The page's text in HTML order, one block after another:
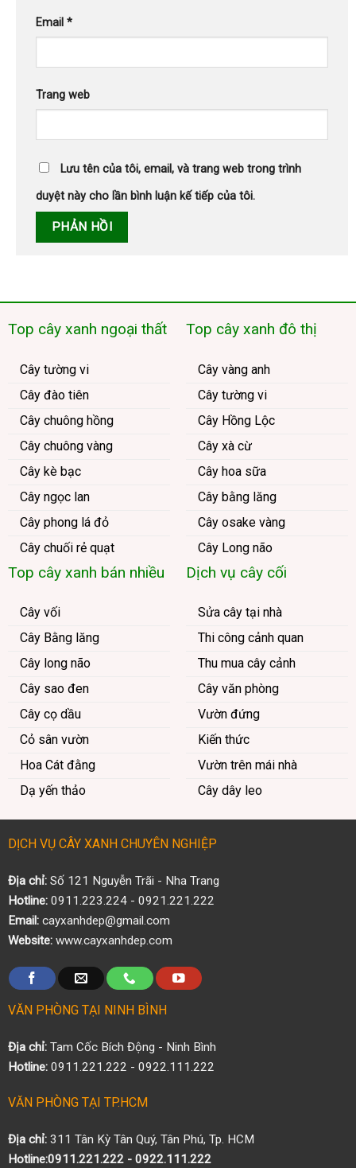
Email *
Trang web
Lưu tên của tôi, email, và trang web trong trình
duyệt này cho lần bình luận kế tiếp của tôi.
Top cây xanh ngoại thất
Cây tường vi
Cây đào tiên
Cây chuông hồng
Cây chuông vàng
Cây kè bạc
Cây ngọc lan
Cây phong lá đỏ
Cây chuối rẻ quạt
Top cây xanh đô thị
Cây vàng anh
Cây tường vi
Cây Hồng Lộc
Cây xà cừ
Cây hoa sữa
Cây bằng lăng
Cây osake vàng
Cây Long não
Top cây xanh bán nhiều
Cây vối
Cây Bằng lăng
Cây long não
Cây sao đen
Cây cọ dầu
Cỏ sân vườn
Hoa Cát đằng
Dạ yến thảo
Dịch vụ cây cối
Sửa cây tại nhà
Thi công cảnh quan
Thu mua cây cảnh
Cây văn phòng
Vườn đứng
Kiến thức
Vườn trên mái nhà
Cây dây leo
DỊCH VỤ CÂY XANH CHUYÊN NGHIỆP
Địa chỉ:Số 121 Nguyễn Trãi - Nha Trang
Hotline:0911.223.224 - 0921.221.222
Email:cayxanhdep@gmail.com
Website:www.cayxanhdep.com
VĂN PHÒNG TẠI NINH BÌNH
Địa chỉ:Tam Cốc Bích Động - Ninh Bình
Hotline:0911.221.222 - 0922.111.222
VĂN PHÒNG TẠI TP.HCM
Địa chỉ:311 Tân Kỳ Tân Quý, Tân Phú, Tp. HCM
Hotline:0911.221.222 - 0922.111.222